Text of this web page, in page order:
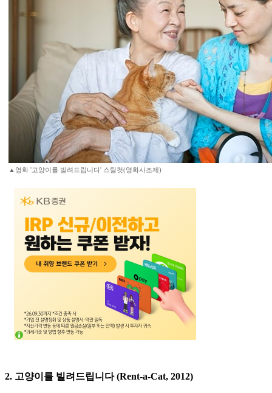
▲영화 '고양이를 빌려드립니다' 스틸컷(영화사조제)
2. 고양이를 빌려드립니다 (Rent-a-Cat, 2012)